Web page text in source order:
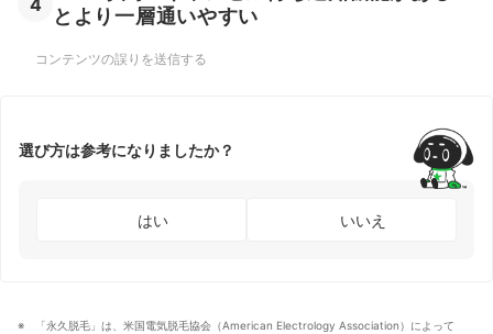
4
とより一層通いやすい
コンテンツの誤りを送信する
選び方は参考になりましたか？
はい いいえ
「永久脱毛」は、米国電気脱毛協会（American Electrology Association）によって